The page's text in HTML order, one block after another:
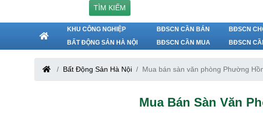
TÌM KIẾM
KHU CÔNG NGHIỆP
BẤT ĐỘNG SẢN HÀ NỘI
BĐSCN CẦN BÁN
BĐSCN CẦN MUA
BĐSCN
BĐSCN
Bất Động Sản Hà Nội Mua bán sàn văn phòng Phường
Mua Bán Sàn Văn